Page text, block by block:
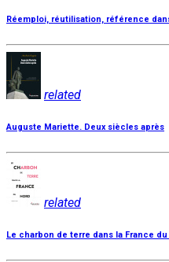
Réemploi, réutilisation, référence
related
Auguste Mariette. Deux siècles après
related
Le charbon de terre dans la France du